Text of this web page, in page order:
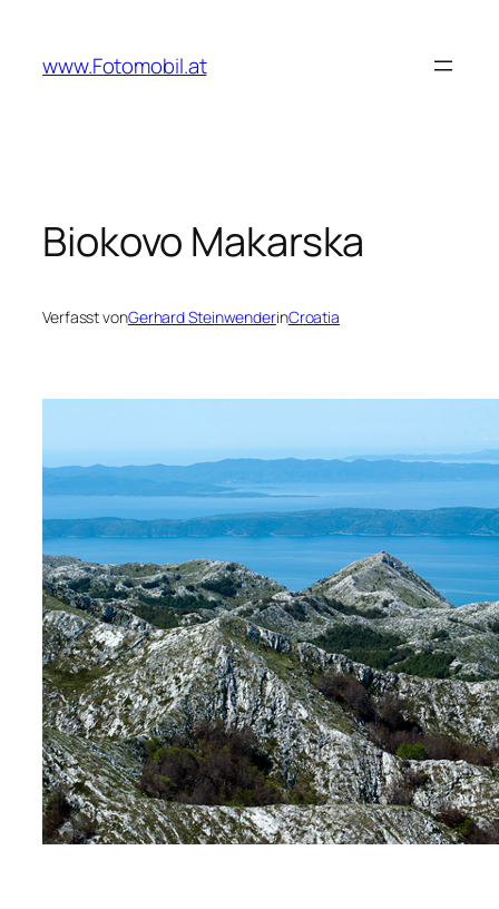
springen
www.Fotomobil.at
Biokovo Makarska
Verfasst vonGerhard SteinwenderinCroatia